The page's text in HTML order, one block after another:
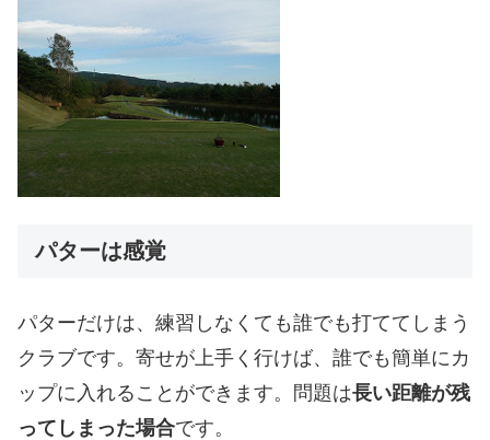
パターは感覚
パターだけは、練習しなくても誰でも打ててしまう
クラブです。寄せが上手く行けば、誰でも簡単にカ
ップに入れることができます。問題は長い距離が残
ってしまった場合です。